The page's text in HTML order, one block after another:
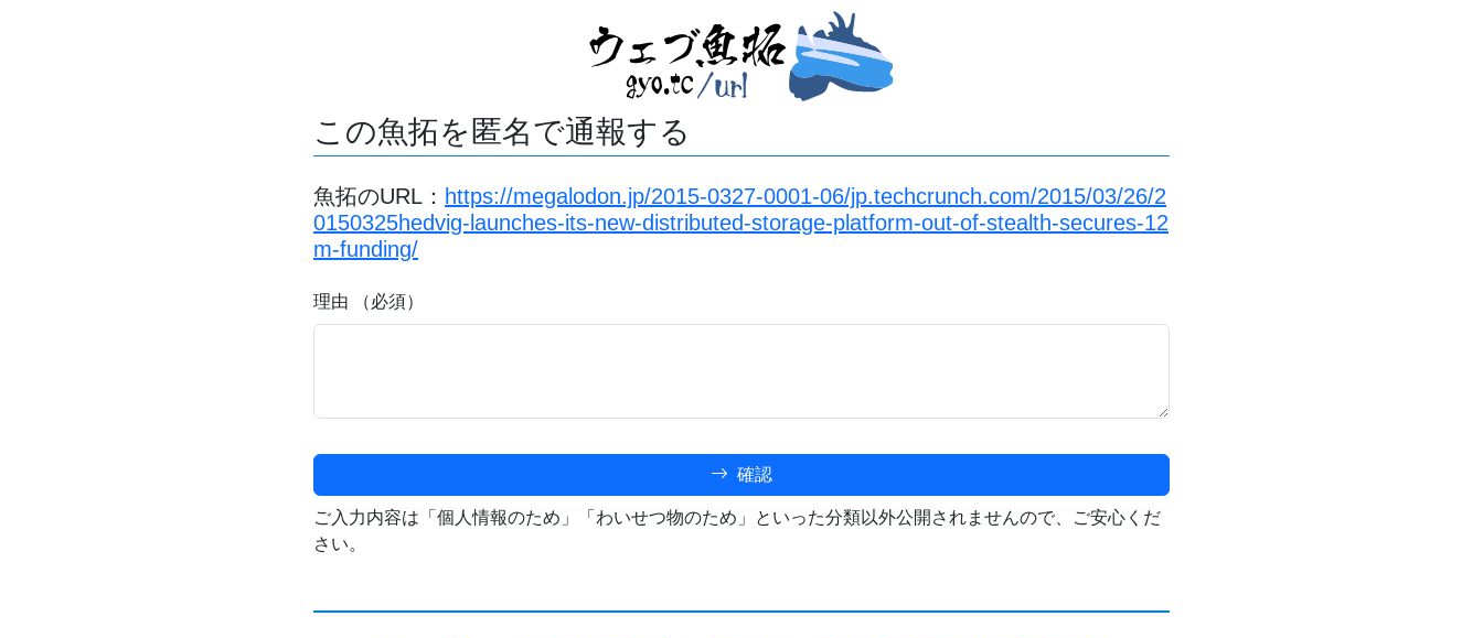
この魚拓を匿名で通報する
魚拓のURL： https://megalodon.jp/2015-0327-0001-06/jp.techcrunch.com/2015/03/26/2
0150325hedvig-launches-its-new-distributed-storage-platform-out-of-stealth-secures-12
m-funding/
理由 （必須）
確認
ご入力内容は「個人情報のため」「わいせつ物のため」といった分類以外公開されませんので、ご安心くだ
さい。